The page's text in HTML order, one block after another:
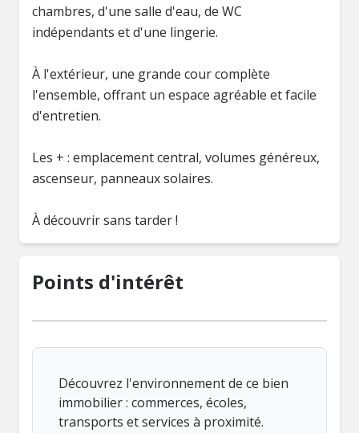
chambres, d'une salle d'eau, de WC
indépendants et d'une lingerie.
À l'extérieur, une grande cour complète
l'ensemble, offrant un espace agréable et facile
d'entretien.
Les + : emplacement central, volumes généreux,
ascenseur, panneaux solaires.
À découvrir sans tarder !
Points d'intérêt
Découvrez l'environnement de ce bien
immobilier : commerces, écoles,
transports et services à proximité.